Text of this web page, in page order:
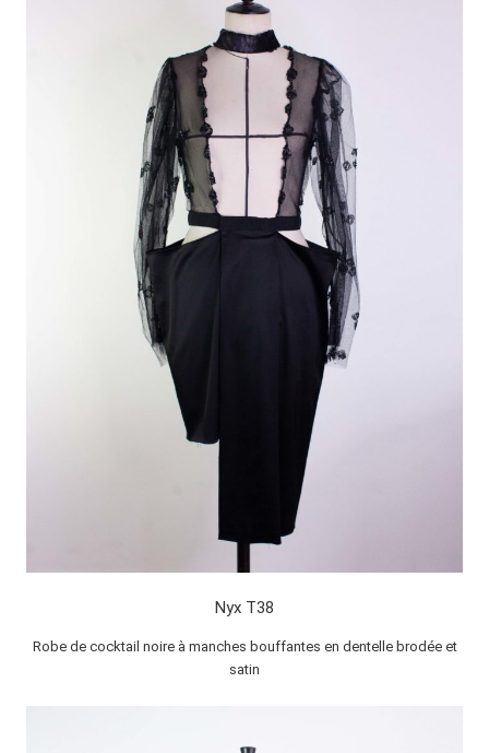
Nyx T38
Robe de cocktail noire à manches bouffantes en dentelle brodée et
satin